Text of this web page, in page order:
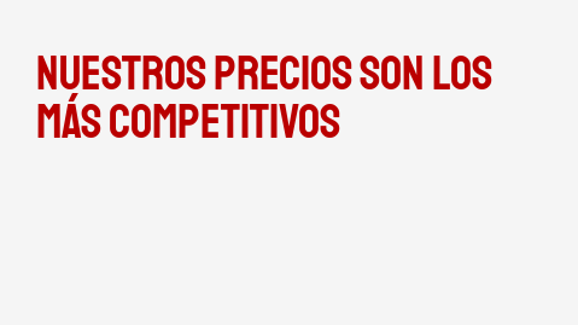
Nuestros precios son los
más competitivos